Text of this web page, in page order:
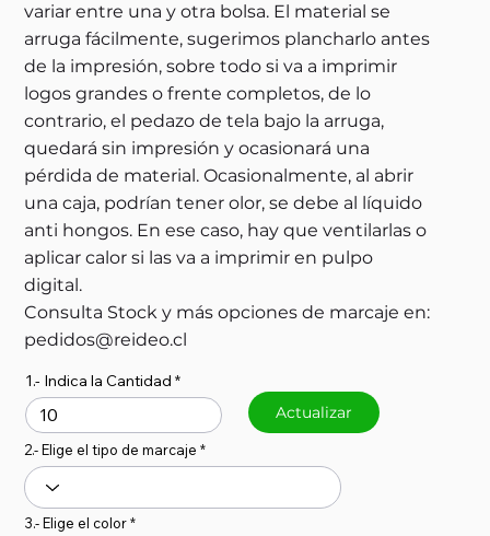
variar entre una y otra bolsa. El material se
arruga fácilmente, sugerimos plancharlo antes
de la impresión, sobre todo si va a imprimir
logos grandes o frente completos, de lo
contrario, el pedazo de tela bajo la arruga,
quedará sin impresión y ocasionará una
pérdida de material. Ocasionalmente, al abrir
una caja, podrían tener olor, se debe al líquido
anti hongos. En ese caso, hay que ventilarlas o
aplicar calor si las va a imprimir en pulpo
digital.
Consulta Stock y más opciones de marcaje en:
pedidos@reideo.cl
1.- Indica la Cantidad
Actualizar
2.- Elige el tipo de marcaje
3.- Elige el color